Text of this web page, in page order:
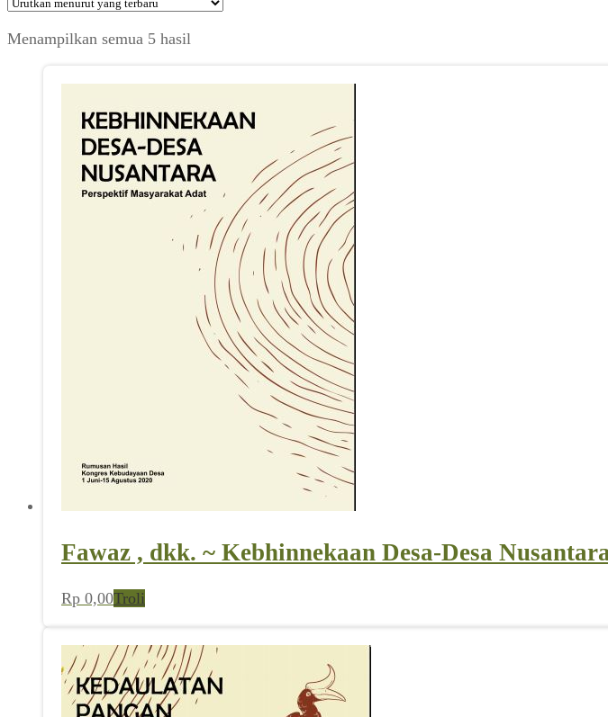
Menampilkan semua 5 hasil
yang
Fawaz , dkk. ~ Kebhinnekaan Desa-Desa
Rp 0,00Troli